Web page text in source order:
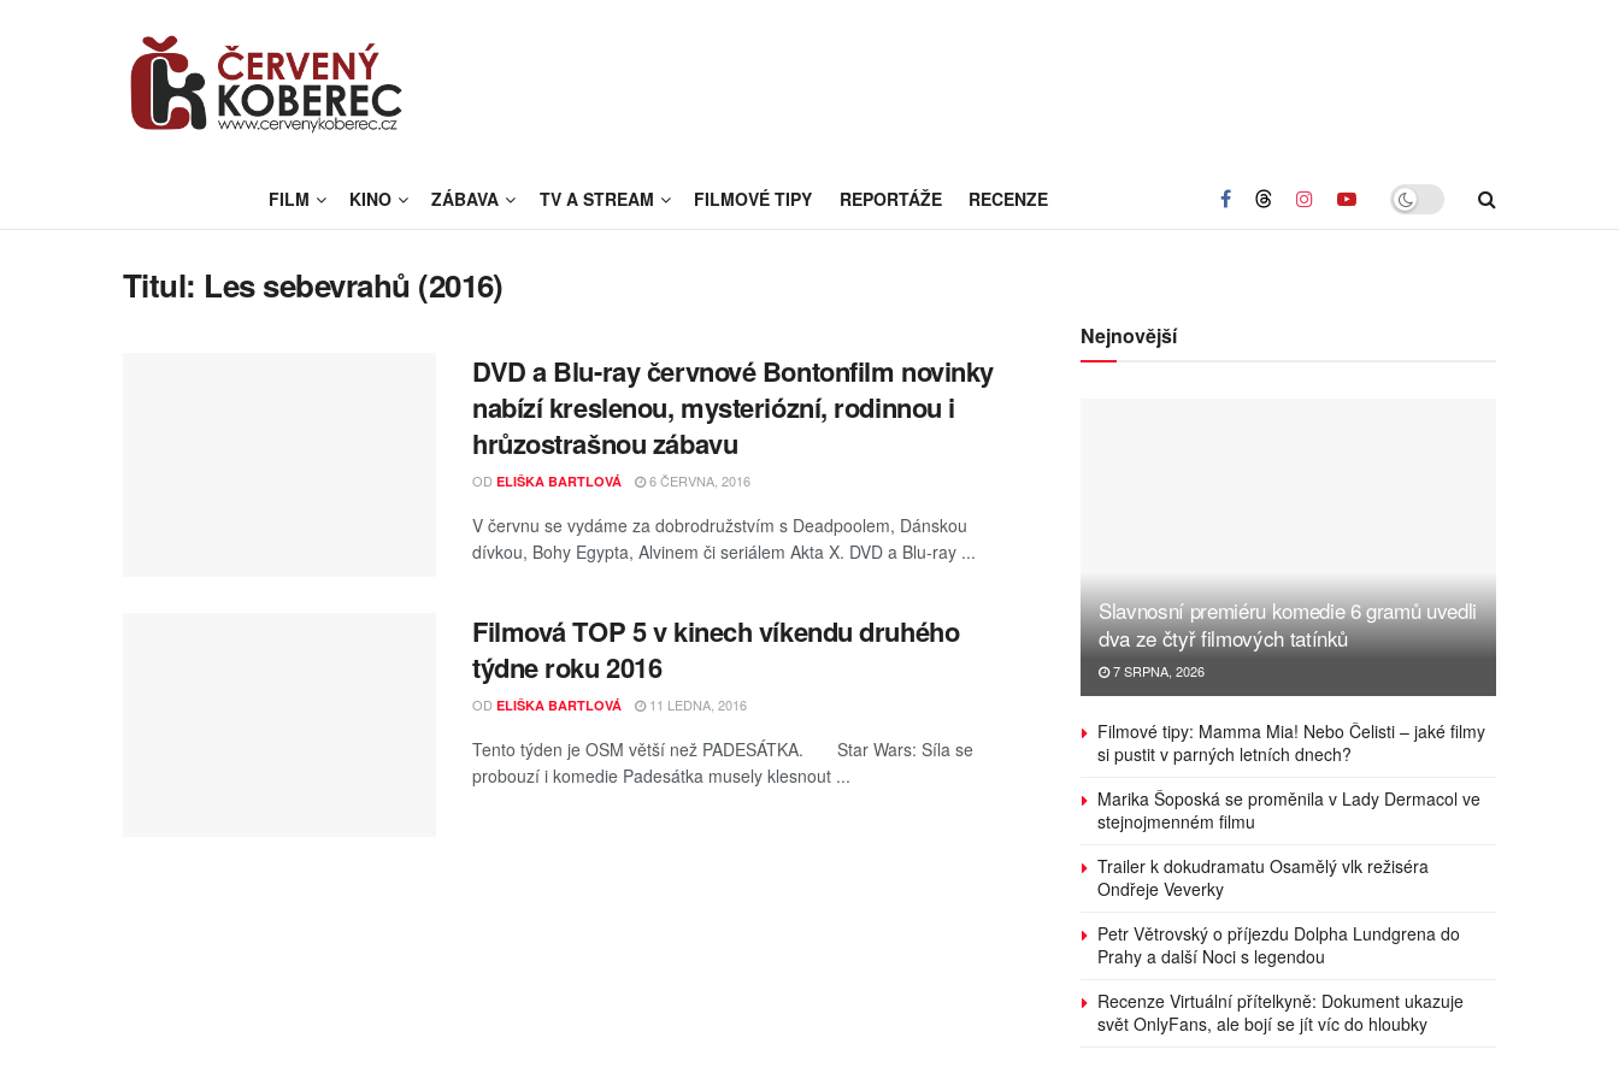
FILM KINO ZÁBAVA TV A STREAM FILMOVÉ TIPY REPORTÁŽE RECENZE
Titul: Les sebevrahů (2016)
DVD a Blu-ray červnové Bontonfilm novinky
nabízí kreslenou, mysteriózní, rodinnou i
hrůzostrašnou zábavu
OD ELIŠKA BARTLOVÁ 6 ČERVNA, 2016
V červnu se vydáme za dobrodružstvím s Deadpoolem, Dánskou
dívkou, Bohy Egypta, Alvinem či seriálem Akta X. DVD a Blu-ray ...
Filmová TOP 5 v kinech víkendu druhého
týdne roku 2016
OD ELIŠKA BARTLOVÁ 11 LEDNA, 2016
Tento týden je OSM větší než PADESÁTKA. Star Wars: Síla se
probouzí i komedie Padesátka musely klesnout ...
Nejnovější
Slavnosní premiéru komedie 6 gramů uvedli
dva ze čtyř filmových tatínků
7 SRPNA, 2026
Filmové tipy: Mamma Mia! Nebo Čelisti – jaké filmy
si pustit v parných letních dnech?
Marika Šoposká se proměnila v Lady Dermacol ve
stejnojmenném filmu
Trailer k dokudramatu Osamělý vlk režiséra
Ondřeje Veverky
Petr Větrovský o příjezdu Dolpha Lundgrena do
Prahy a další Noci s legendou
Recenze Virtuální přítelkyně: Dokument ukazuje
svět OnlyFans, ale bojí se jít víc do hloubky